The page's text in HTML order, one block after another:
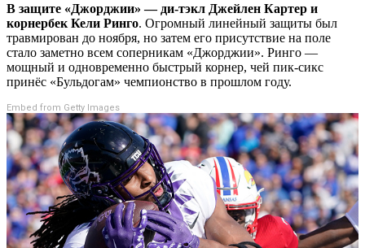
В защите «Джорджии» — ди-тэкл Джейлен Картер и
корнербек Кели Ринго. Огромный линейный защиты был
травмирован до ноября, но затем его присутствие на поле
стало заметно всем соперникам «Джорджии». Ринго —
мощный и одновременно быстрый корнер, чей пик-сикс
принёс «Бульдогам» чемпионство в прошлом году.
Embed from Getty Images